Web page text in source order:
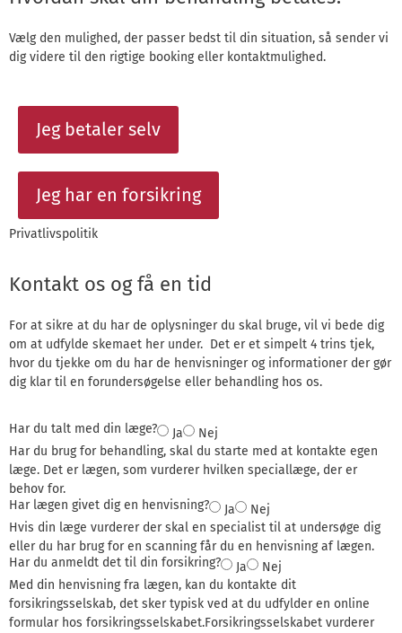
Vælg den mulighed, der passer bedst til din situation, så sender vi
dig videre til den rigtige booking eller kontaktmulighed.
Jeg betaler selv
Jeg har en forsikring
Privatlivspolitik
Kontakt os og få en tid
For at sikre at du har de oplysninger du skal bruge, vil vi bede dig
om at udfylde skemaet her under. Det er et simpelt 4 trins tjek,
hvor du tjekke om du har de henvisninger og informationer der gør
dig klar til en forundersøgelse eller behandling hos os.
Har du talt med din læge? Ja
Nej
Har du brug for behandling, skal du starte med at kontakte egen
læge. Det er lægen, som vurderer hvilken speciallæge, der er
behov for.
Har lægen givet dig en henvisning?
Ja
Nej
Hvis din læge vurderer der skal en specialist til at undersøge dig
eller du har brug for en scanning får du en henvisning af lægen.
Har du anmeldt det til din forsikring?
Ja
Nej
Med din henvisning fra lægen, kan du kontakte dit
forsikringsselskab, det sker typisk ved at du udfylder en online
formular hos forsikringsselskabet.Forsikringsselskabet vurderer